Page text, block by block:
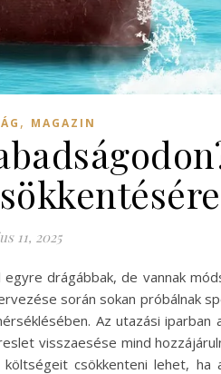
, MAGAZIN
11, 2025
drágábbak, de vannak
során sokan próbálnak
Az utazási
visszaesése mind
csökkenteni lehet, ha